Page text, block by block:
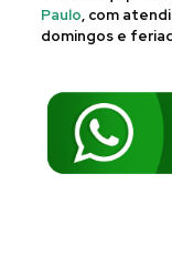
Paulo, com
domingos e